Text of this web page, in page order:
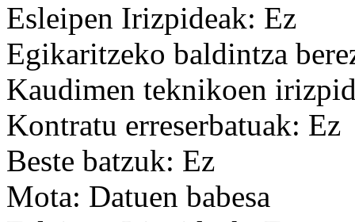
Esleipen Irizpideak: Ez
Egikaritzeko baldintza
Kaudimen teknikoen
Kontratu erreserbatuak: Ez
Beste batzuk: Ez
Mota: Datuen babesa